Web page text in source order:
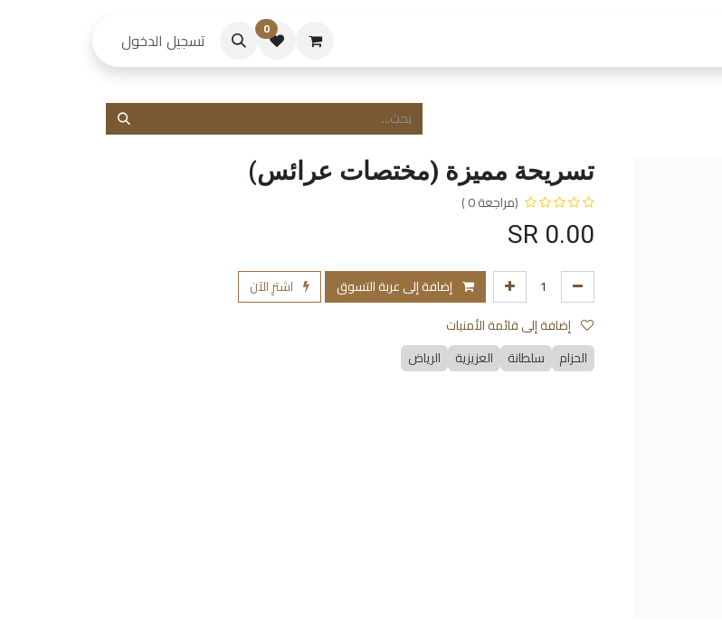
0 تسجيل الدخول
تسريحة مميزة (مختصات عرائس)
(مراجعة 0 )
0.00
إضافة إلى عربة التسوق
اشترِ الآن
الحزام
سلطانة العزيزية الرياض